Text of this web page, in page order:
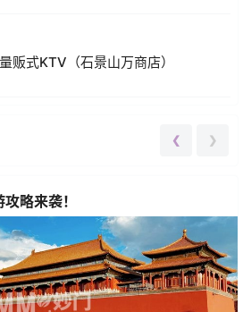
贩式KTV（石景山万商店）
❮ ❯
略来袭！